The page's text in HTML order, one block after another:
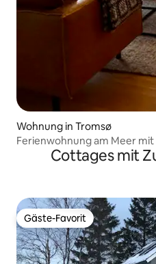
Wohnung in Tromsø
Ferienwohnung am Meer
Cottages mit
Gäste-Favorit
Gäste-Favorit